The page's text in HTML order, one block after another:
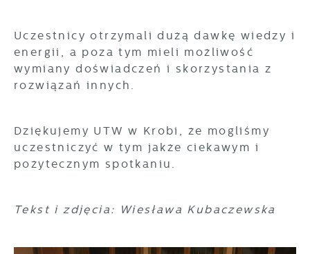
Uczestnicy otrzymali dużą dawkę wiedzy i
energii, a poza tym mieli możliwość
wymiany doświadczeń i skorzystania z
rozwiązań innych.
Dziękujemy UTW w Krobi, że mogliśmy
uczestniczyć w tym jakże ciekawym i
pożytecznym spotkaniu.
Tekst i zdjęcia: Wiesława Kubaczewska